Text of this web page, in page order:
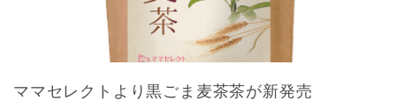
ママセレクトより黒ごま麦茶茶が新発売